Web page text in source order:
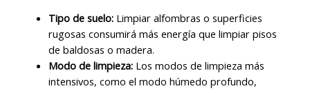
Tipo de suelo: Limpiar alfombras o superficies
rugosas consumirá más energía que limpiar pisos
de baldosas o madera.
Modo de limpieza: Los modos de limpieza más
intensivos, como el modo húmedo profundo,